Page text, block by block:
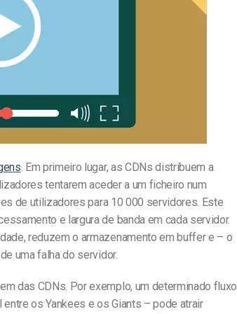
. Em primeiro lugar, as CDNs distribuem a
tentarem aceder a um ficheiro num
de utilizadores para 10 000 servidores. Este
e largura de banda em cada servidor.
reduzem o armazenamento em buffer e – o
uma falha do servidor.
das CDNs. Por exemplo, um determinado fluxo
os Yankees e os Giants – pode atrair